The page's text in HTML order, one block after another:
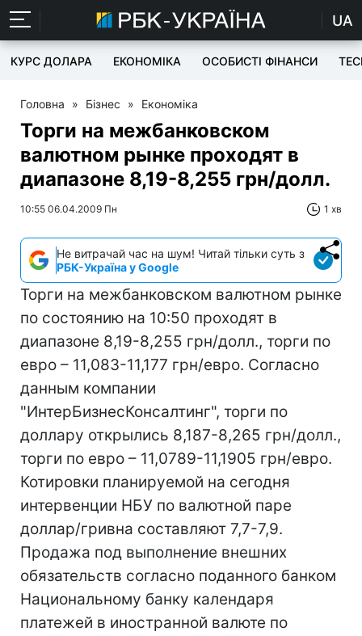
UA
КУРС ДОЛАРА ЕКОНОМІКА ОСОБИСТІ ФІНАНСИ
Головна » Бізнес » Економіка
Торги на межбанковском
валютном рынке проходят в
диапазоне 8,19-8,255 грн/долл.
10:55 06.04.2009 Пн 1 хв
Не витрачай час на шум! Читай тільки суть з
РБК-Україна у Google
Торги на межбанковском валютном рынке
по состоянию на 10:50 проходят в
диапазоне 8,19-8,255 грн/долл., торги по
евро – 11,083-11,177 грн/евро. Согласно
данным компании
"ИнтерБизнесКонсалтинг", торги по
доллару открылись 8,187-8,265 грн/долл.,
торги по евро – 11,0789-11,1905 грн/евро.
Котировки планируемой на сегодня
интервенции НБУ по валютной паре
доллар/гривна составляют 7,7-7,9.
Продажа под выполнение внешних
обязательств согласно поданного банком
Национальному банку календаря
платежей в иностранной валюте по